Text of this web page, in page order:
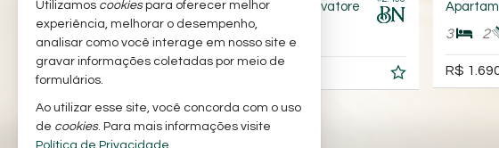
Apartamento no Edifício Res San Salvatore
2 00
R$ 1.600.000,
2 2
R$
Utilizamos cookiespara oferecer melhor
experiência, melhorar o desempenho,
analisar como você interage em nosso site e
gravar informações coletadas por meio de
formulários.
Ao utilizar esse site, você concorda com o uso
de cookies. Para mais informações visite
Política de Privacidade